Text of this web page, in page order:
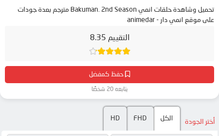
التقييم 8.35
حفظ كمفضل
يتابعه 20 شخصًا
تحميل وشاهدة حلقات انمي Bakuman. 2nd Season مترجم بعدة جودات
على موقع انمي دار - animedar
أختر الجودة الكل FHD
HD